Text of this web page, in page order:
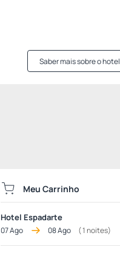
Saber mais sobre o hotel
Meu Carrinho
Hotel Espadarte
07 Ago 08 Ago (1noites)